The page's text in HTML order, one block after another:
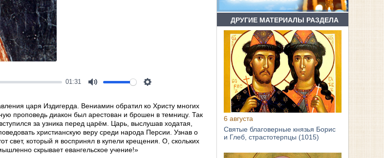
01:31
царя Издигерда. Вениамин обратил ко Христу многих
проповедь диакон был арестован и брошен в темницу. Так
за узника перед царём. Царь, выслушав ходатая,
христианскую веру среди народа Персии. Узнав о
свет, который я воспринял в купели крещения. О, скольких
скрывает евангельское учение!»
ДРУГИЕ МАТЕРИАЛЫ РАЗДЕЛА
6 августа
Святые благоверные князья Борис
и Глеб, страстотерпцы (1015)